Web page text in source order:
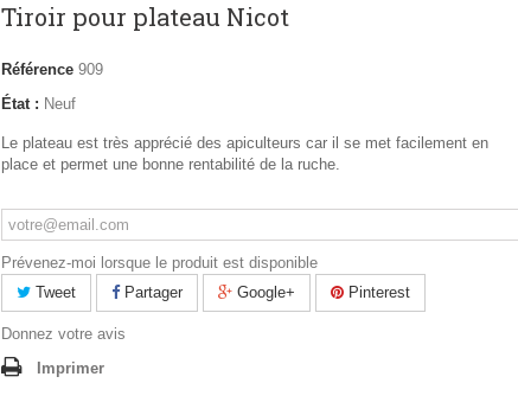
Tiroir pour plateau Nicot
Référence 909
État : Neuf
Le plateau est très apprécié des apiculteurs car il se met facilement en
place et permet une bonne rentabilité de la ruche.
Prévenez-moi lorsque le produit est disponible
Tweet
Partager Google+ Pinterest
Donnez votre avis
Imprimer